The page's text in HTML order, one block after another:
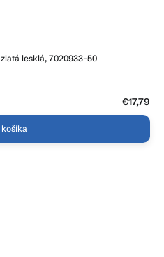
lesklá, 7020933-50
€17,79
košíka